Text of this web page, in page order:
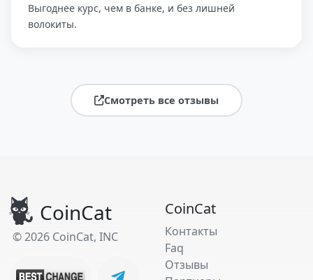
Выгоднее курс, чем в банке, и без лишней
волокиты.
Смотреть все отзывы
CoinCat
© 2026 CoinCat, INC
CoinCat
Контакты
Faq
Отзывы